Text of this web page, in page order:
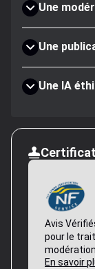
Une
Une
Une IA
Avis
pour le
En savoir